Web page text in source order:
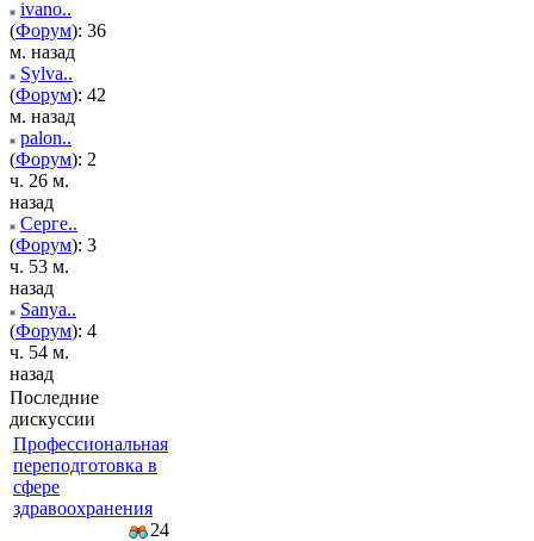
ivano..
(Форум): 36
м. назад
Sylva..
(Форум): 42
м. назад
palon..
(Форум): 2
ч. 26 м.
назад
Серге..
(Форум): 3
ч. 53 м.
назад
Sanya..
(Форум): 4
ч. 54 м.
назад
Последние
дискуссии
Профессиональная
переподготовка в
сфере
здравоохранения
24